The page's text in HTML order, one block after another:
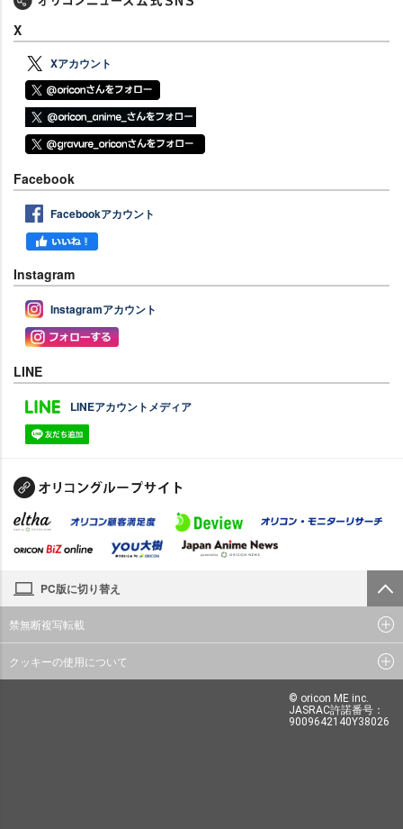
X
Xアカウント
Facebook
Facebookアカウント
Instagram
Instagramアカウント
LINE
LINEアカウントメディア
PC版に切り替え
禁無断複写転載
クッキーの使用について
© oricon ME inc.
JASRAC許諾番号：
9009642140Y38026